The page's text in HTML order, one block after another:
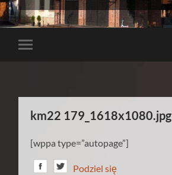
Toggle
km22 179_1618x1080.jpg
[wppa type=”autopage”]
Podziel się